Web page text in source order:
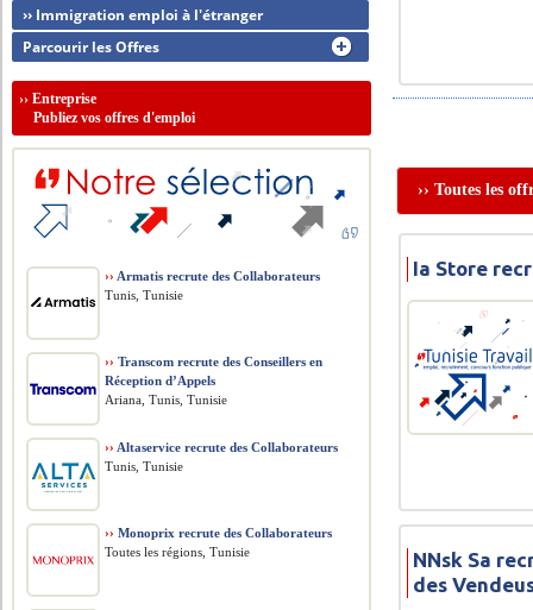
›› Toutes les
Ia Store
NNsk Sa
des
›› Immigration emploi à l'étranger
Parcourir les Offres
››Entreprise
Publiez vos offres d'emploi
›› Armatis recrute des Collaborateurs
Tunis, Tunisie
›› Transcom recrute des Conseillers en
Réception d’Appels
Ariana, Tunis, Tunisie
›› Altaservice recrute des Collaborateurs
Tunis, Tunisie
›› Monoprix recrute des Collaborateurs
Toutes les régions, Tunisie